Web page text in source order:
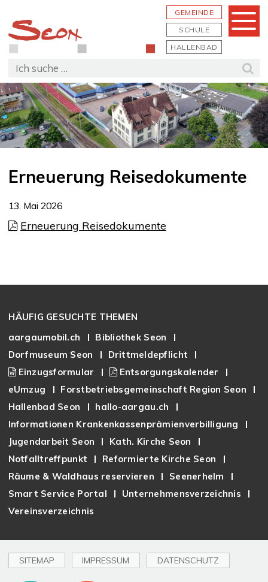
GEMEINDE
SCHULE
HALLENBAD
Menu
Suchbegriff
Erneuerung Reisedokumente
13. Mai 2026
Erneuerung Reisedokumente
HÄUFIG GESUCHTE THEMEN
aargaumobil.ch
Bibliothek Seon
Dorfmuseum Seon
Drittmeldepflicht
Einzugsformular
Entsorgungskalender
eUmzug
Forstbetriebsgemeinschaft Region Seon
Hallenbad Seon
hallo-aargau.ch
Informationen Krankenkassenprämienverbilligung
Jugendarbeit Seon
Kath. Kirche Seon
Notfalltreffpunkt
Reformierte Kirche Seon
Räume & Waldhaus reservieren
Seenerhelm
Smart Service Portal
Unternehmensverzeichnis
Vereinsverzeichnis
SITEMAP IMPRESSUM DATENSCHUTZ